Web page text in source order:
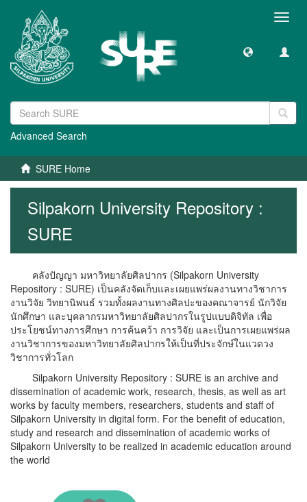
Advanced Search
SURE Home
Silpakorn University Repository :
SURE
คลังปัญญา มหาวิทยาลัยศิลปากร (Silpakorn University
Repository : SURE) เป็นคลังจัดเก็บและเผยแพร่ผลงานทางวิชาการ
งานวิจัย วิทยานิพนธ์ รวมทั้งผลงานทางศิลปะของคณาจารย์ นักวิจัย
นักศึกษา และบุคลากรมหาวิทยาลัยศิลปากรในรูปแบบดิจิทัล เพื่อ
ประโยชน์ทางการศึกษา การค้นคว้า การวิจัย และเป็นการเผยแพร่ผล
งานวิชาการของมหาวิทยาลัยศิลปากรให้เป็นที่ประจักษ์ในแวดวง
วิชาการทั่วโลก
Silpakorn University Repository : SURE is an archive and
dissemination of academic work, research, thesis, as well as art
works by faculty members, researchers, students and staff of
Silpakorn University in digital form. For the benefit of education,
study and research and dissemination of academic works of
Silpakorn University to be realized in academic education around
the world